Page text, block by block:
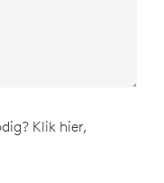
Klik hier,